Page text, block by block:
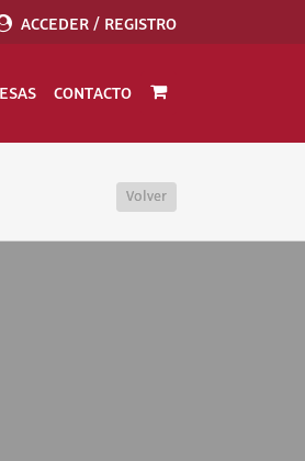
ACCEDER / REGISTRO
CONTACTO
Volver